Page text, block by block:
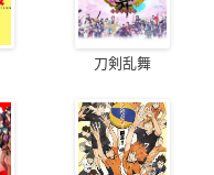
刀剣乱舞